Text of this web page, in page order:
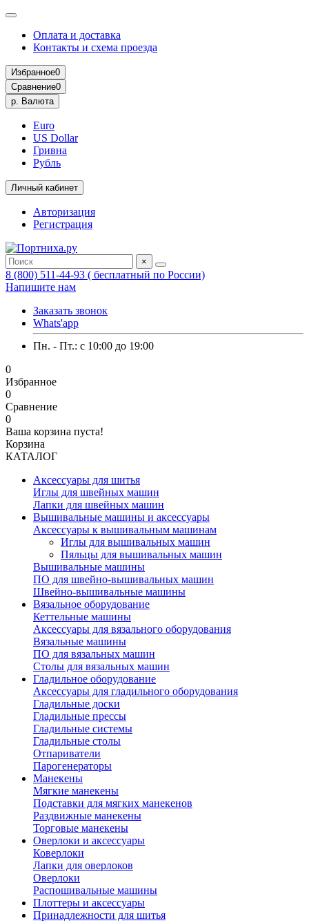
Оплата и доставка
Контакты и схема проезда
Избранное0
Сравнение0
р. Валюта
Euro
US Dollar
Гривна
Рубль
Личный кабинет
Авторизация
Регистрация
×
8 (800) 511-44-93 ( бесплатный по России)
Напишите нам
Заказать звонок
Whats'app
Пн. - Пт.: c 10:00 до 19:00
0
Избранное
0
Сравнение
0
Ваша корзина пуста!
Корзина
КАТАЛОГ
Аксессуары для шитья
Иглы для швейных машин
Лапки для швейных машин
Вышивальные машины и аксессуары
Аксессуары к вышивальным машинам
Иглы для вышивальных машин
Пяльцы для вышивальных машин
Вышивальные машины
ПО для швейно-вышивальных машин
Швейно-вышивальные машины
Вязальное оборудование
Кеттельные машины
Аксессуары для вязального оборудования
Вязальные машины
ПО для вязальных машин
Столы для вязальных машин
Гладильное оборудование
Аксессуары для гладильного оборудования
Гладильные доски
Гладильные прессы
Гладильные системы
Гладильные столы
Отпариватели
Парогенераторы
Манекены
Мягкие манекены
Подставки для мягких манекенов
Раздвижные манекены
Торговые манекены
Оверлоки и аксессуары
Коверлоки
Лапки для оверлоков
Оверлоки
Распошивальные машины
Плоттеры и аксессуары
Принадлежности для шитья